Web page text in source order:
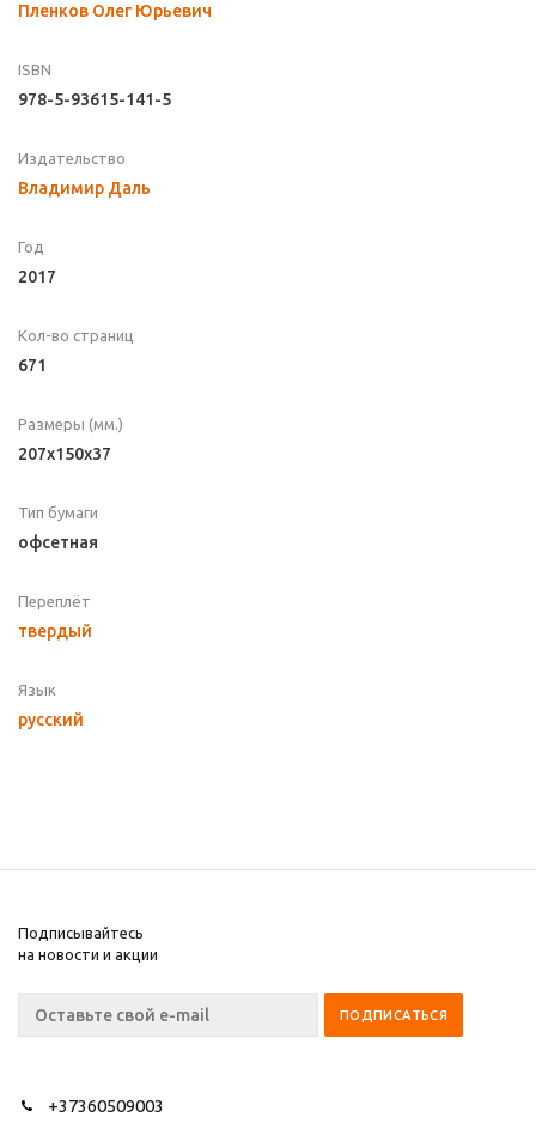
Пленков Олег Юрьевич
ISBN
978-5-93615-141-5
Издательство
Владимир Даль
Год
2017
Кол-во страниц
671
Размеры (мм.)
207x150x37
Тип бумаги
офсетная
Переплёт
твердый
Язык
русский
Подписывайтесь
на новости и акции
+37360509003